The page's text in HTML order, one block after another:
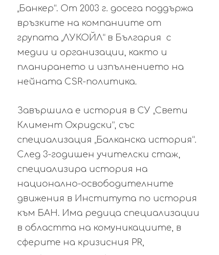
„Банкер“. От 2003 г. досега поддържа
връзките на компаниите от
групата „ЛУКОЙЛ“ в България с
медии и организации, както и
планирането и изпълнението на
нейната CSR-политика.
Завършила е история в СУ „Свети
Климент Охридски“, със
специализация „Балканска история“.
След 3-годишен учителски стаж,
специализира история на
национално-освободителните
движения в Института по история
към БАН. Има редица специализации
в областта на комуникациите, в
сферите на кризисния PR,